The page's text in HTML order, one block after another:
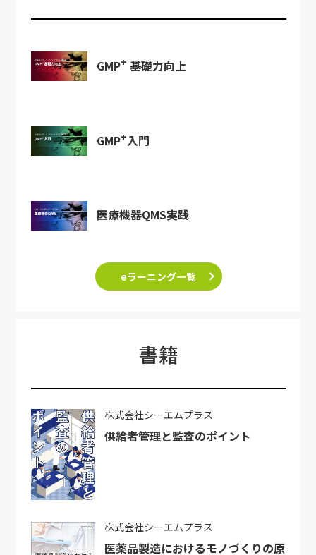
GMP+ 基礎力向上
GMP+入門
医療機器QMS実践
eラーニング一覧
書籍
株式会社シーエムプラス
供給者管理と監査のポイント
株式会社シーエムプラス
医薬品製造におけるモノづくりの原